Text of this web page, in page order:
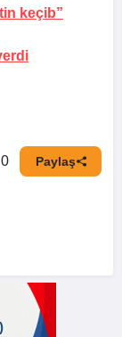
keçib”
0 Paylaş